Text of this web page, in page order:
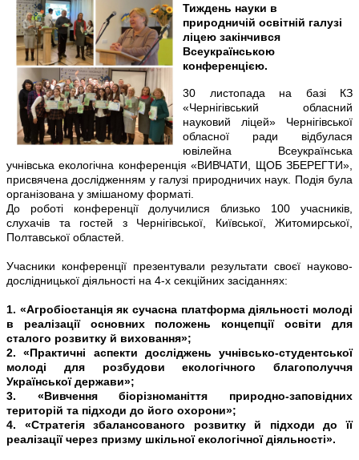
Тиждень науки в
природничій освітній галузі
ліцею закінчився
Всеукраїнською
конференцією.
30 листопада на базі КЗ
«Чернігівський обласний
науковий ліцей» Чернігівської
обласної ради відбулася
ювілейна Всеукраїнська
учнівська екологічна конференція «ВИВЧАТИ, ЩОБ ЗБЕРЕГТИ»,
присвячена дослідженням у галузі природничих наук. Подія була
організована у змішаному форматі.
До роботі конференції долучилися близько 100 учасників,
слухачів та гостей з Чернігівської, Київської, Житомирської,
Полтавської областей.
Учасники конференції презентували результати своєї науково-
дослідницької діяльності на 4-х секційних засіданнях:
1. «Агробіостанція як сучасна платформа діяльності молоді
в реалізації основних положень концепції освіти для
сталого розвитку й виховання»;
2. «Практичні аспекти досліджень учнівсько-студентської
молоді для розбудови екологічного благополуччя
Української держави»;
3. «Вивчення біорізноманіття природно-заповідних
територій та підходи до його охорони»;
4. «Стратегія збалансованого розвитку й підходи до її
реалізації через призму шкільної екологічної діяльності».